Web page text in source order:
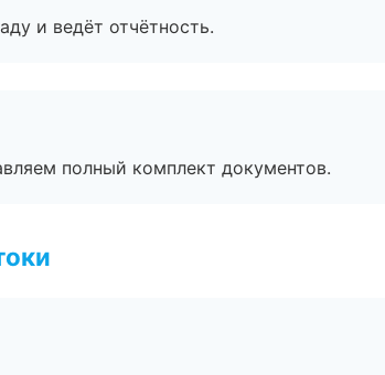
и ведёт отчётность.
полный комплект документов.